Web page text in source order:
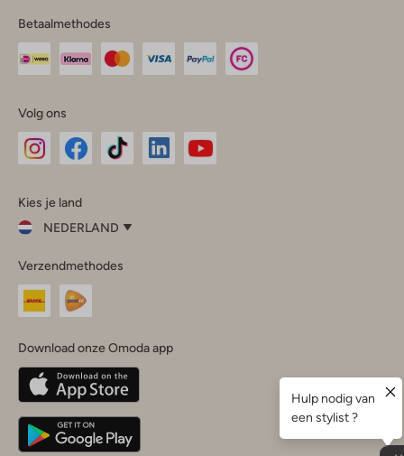
Betaalmethodes
Volg ons
InstagramFacebook
Kies je land
NEDERLAND
je
land
Nederland
Belgique(Français)
Deutschland
Verzendmethodes
Download onze Omoda app